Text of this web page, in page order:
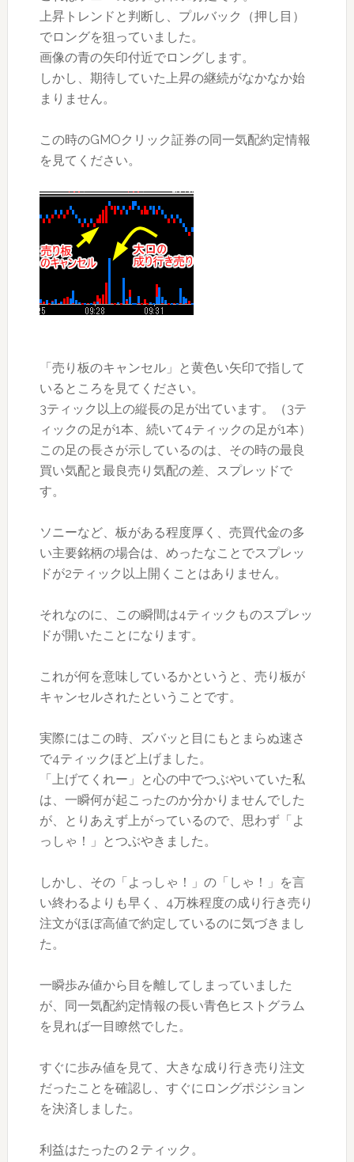
上昇トレンドと判断し、プルバック（押し目）
でロングを狙っていました。
画像の青の矢印付近でロングします。
しかし、期待していた上昇の継続がなかなか始
まりません。
この時のGMOクリック証券の同一気配約定情報
を見てください。
「売り板のキャンセル」と黄色い矢印で指して
いるところを見てください。
3ティック以上の縦長の足が出ています。（3テ
ィックの足が1本、続いて4ティックの足が1本）
この足の長さが示しているのは、その時の最良
買い気配と最良売り気配の差、スプレッドで
す。
ソニーなど、板がある程度厚く、売買代金の多
い主要銘柄の場合は、めったなことでスプレッ
ドが2ティック以上開くことはありません。
それなのに、この瞬間は4ティックものスプレッ
ドが開いたことになります。
これが何を意味しているかというと、売り板が
キャンセルされたということです。
実際にはこの時、ズバッと目にもとまらぬ速さ
で4ティックほど上げました。
「上げてくれー」と心の中でつぶやいていた私
は、一瞬何が起こったのか分かりませんでした
が、とりあえず上がっているので、思わず「よ
っしゃ！」とつぶやきました。
しかし、その「よっしゃ！」の「しゃ！」を言
い終わるよりも早く、4万株程度の成り行き売り
注文がほぼ高値で約定しているのに気づきまし
た。
一瞬歩み値から目を離してしまっていました
が、同一気配約定情報の長い青色ヒストグラム
を見れば一目瞭然でした。
すぐに歩み値を見て、大きな成り行き売り注文
だったことを確認し、すぐにロングポジション
を決済しました。
利益はたったの２ティック。